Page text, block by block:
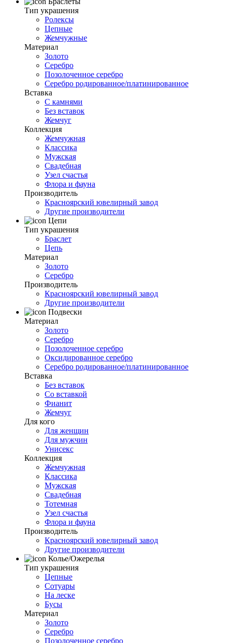
Тип украшения
Ролексы
Цепные
Жемчужные
Материал
Золото
Серебро
Позолоченное серебро
Серебро родированное/платинированное
Вставка
С камнями
Без вставок
Жемчуг
Коллекция
Жемчужная
Классика
Мужская
Свадебная
Узел счастья
Флора и фауна
Производитель
Красноярский ювелирный завод
Другие производители
Цепи
Тип украшения
Браслет
Цепь
Материал
Золото
Серебро
Производитель
Красноярский ювелирный завод
Другие производители
Подвески
Материал
Золото
Серебро
Позолоченное серебро
Оксидированное серебро
Серебро родированное/платинированное
Вставка
Без вставок
Со вставкой
Фианит
Жемчуг
Для кого
Для женщин
Для мужчин
Унисекс
Коллекция
Жемчужная
Классика
Мужская
Свадебная
Тотемная
Узел счастья
Флора и фауна
Производитель
Красноярский ювелирный завод
Другие производители
Колье/Ожерелья
Тип украшения
Цепные
Сотуары
На леске
Бусы
Материал
Золото
Серебро
Позолоченное серебро